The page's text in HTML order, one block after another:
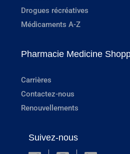
Drogues récréatives
Médicaments A-Z
Pharmacie Medicine
Carrières
Contactez-nous
Renouvellements
Suivez-nous